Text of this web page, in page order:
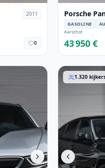
2011
0
Porsche
GASOLINE
Aarschot
43 950 €
BMW X6
1.320